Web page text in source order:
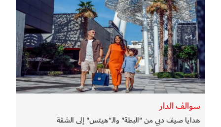
سوالف الدار
هدايا صيف دبي من "البطة" والـ"هيتس" إلى الشقة